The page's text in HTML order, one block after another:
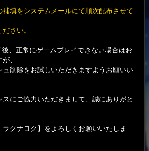
補填をシステムメールにて順次配布させて
さい。
、正常にゲームプレイできない場合はお
、
ュ削除をお試しいただきますようお願いい
にご協力いただきまして、誠にありがと
グナロク】をよろしくお願いいたしま